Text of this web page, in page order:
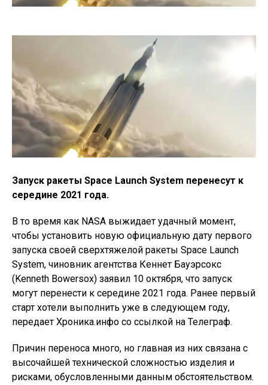
Запуск ракеты Space Launch System перенесут к
середине 2021 года.
В то время как NASA выжидает удачный момент,
чтобы установить новую официальную дату первого
запуска своей сверхтяжелой ракеты Space Launch
System, чиновник агентства Кеннет Бауэрсокс
(Kenneth Bowersox) заявил 10 октября, что запуск
могут перенести к середине 2021 года. Ранее первый
старт хотели выполнить уже в следующем году,
передает Хроника.инфо со ссылкой на Телеграф.
Причин переноса много, но главная из них связана с
высочайшей технической сложностью изделия и
рисками, обусловленными данным обстоятельством.